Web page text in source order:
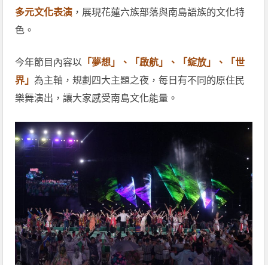
多元文化表演 ，展現花蓮六族部落與南島語族的文化特
色。
今年節目內容以 「夢想」、「啟航」、「綻放」、「世
界」為主軸，規劃四大主題之夜，每日有不同的原住民
樂舞演出，讓大家感受南島文化能量。